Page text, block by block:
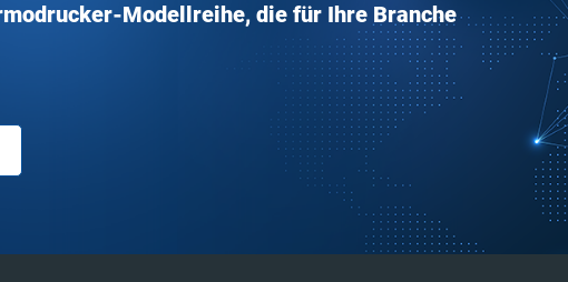
Modellreihe, die für Ihre Branche